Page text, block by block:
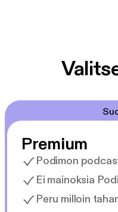
Premium
Podimon
Ei mainoksia
Peru milloin